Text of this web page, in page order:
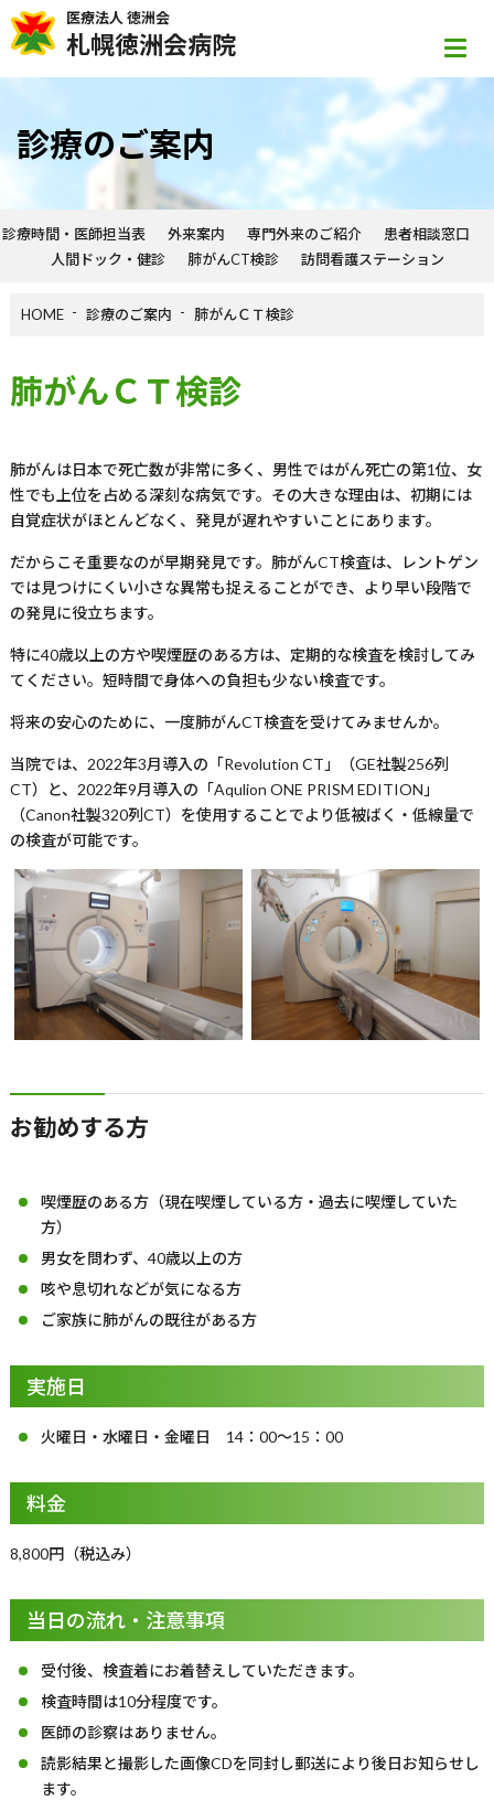
医療法人 徳洲会
札幌徳洲会病院
診療のご案内
診療時間・医師担当表 外来案内 専門外来のご紹介
患者相談窓口
人間ドック・健診
肺がんCT検診 訪問看護ステーション
HOME 診療のご案内 肺がんＣＴ検診
肺がんＣＴ検診
肺がんは日本で死亡数が非常に多く、男性ではがん死亡の第1位、女
性でも上位を占める深刻な病気です。その大きな理由は、初期には
自覚症状がほとんどなく、発見が遅れやすいことにあります。
だからこそ重要なのが早期発見です。肺がんCT検査は、レントゲン
では見つけにくい小さな異常も捉えることができ、より早い段階で
の発見に役立ちます。
特に40歳以上の方や喫煙歴のある方は、定期的な検査を検討してみ
てください。短時間で身体への負担も少ない検査です。
将来の安心のために、一度肺がんCT検査を受けてみませんか。
当院では、2022年3月導入の「Revolution CT」（GE社製256列
CT）と、2022年9月導入の「Aqulion ONE PRISM EDITION」
（Canon社製320列CT）を使用することでより低被ばく・低線量で
の検査が可能です。
お勧めする方
喫煙歴のある方（現在喫煙している方・過去に喫煙していた
方）
男女を問わず、40歳以上の方
咳や息切れなどが気になる方
ご家族に肺がんの既往がある方
実施日
火曜日・水曜日・金曜日 14：00～15：00
料金
8,800円（税込み）
当日の流れ・注意事項
受付後、検査着にお着替えしていただきます。
検査時間は10分程度です。
医師の診察はありません。
読影結果と撮影した画像CDを同封し郵送により後日お知らせし
ます。